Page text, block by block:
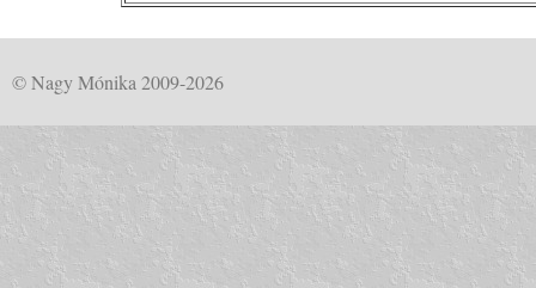
© Nagy Mónika 2009-2026